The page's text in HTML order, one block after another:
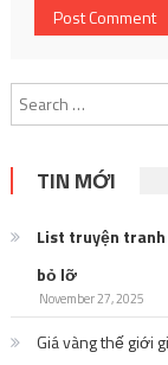
TIN MỚI
List truyện tranh
bỏ lỡ
November 27, 2025
Giá vàng thế giới